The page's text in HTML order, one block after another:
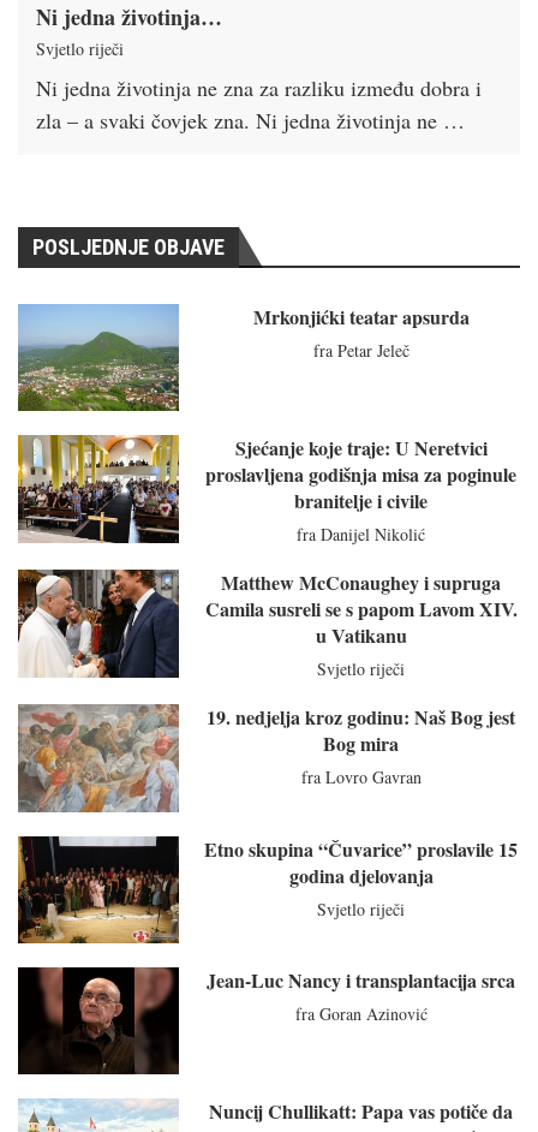
Ni jedna životinja…
Svjetlo riječi
Ni jedna životinja ne zna za razliku između dobra i
zla – a svaki čovjek zna. Ni jedna životinja ne …
POSLJEDNJE OBJAVE
Mrkonjićki teatar apsurda
fra Petar Jeleč
Sjećanje koje traje: U Neretvici
proslavljena godišnja misa za poginule
branitelje i civile
fra Danijel Nikolić
Matthew McConaughey i supruga
Camila susreli se s papom Lavom XIV.
u Vatikanu
Svjetlo riječi
19. nedjelja kroz godinu: Naš Bog jest
Bog mira
fra Lovro Gavran
Etno skupina “Čuvarice” proslavile 15
godina djelovanja
Svjetlo riječi
Jean-Luc Nancy i transplantacija srca
fra Goran Azinović
Nuncij Chullikatt: Papa vas potiče da